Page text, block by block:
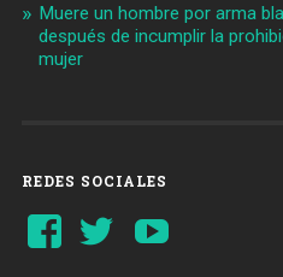
Muere un hombre por arma
después de incumplir la
mujer
REDES SOCIALES
Ver
perfil
Ver
perfil